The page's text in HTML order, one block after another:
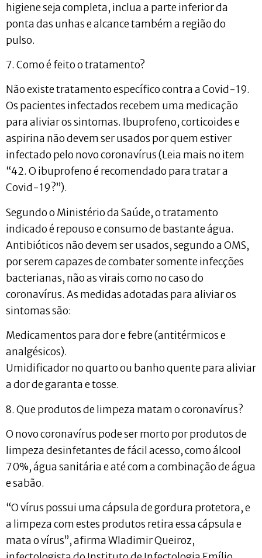
higiene seja completa, inclua a parte inferior da
ponta das unhas e alcance também a região do
pulso.
7. Como é feito o tratamento?
Não existe tratamento específico contra a Covid-19.
Os pacientes infectados recebem uma medicação
para aliviar os sintomas. Ibuprofeno, corticoides e
aspirina não devem ser usados por quem estiver
infectado pelo novo coronavírus (Leia mais no item
“42. O ibuprofeno é recomendado para tratar a
Covid-19?”).
Segundo o Ministério da Saúde, o tratamento
indicado é repouso e consumo de bastante água.
Antibióticos não devem ser usados, segundo a OMS,
por serem capazes de combater somente infecções
bacterianas, não as virais como no caso do
coronavírus. As medidas adotadas para aliviar os
sintomas são:
Medicamentos para dor e febre (antitérmicos e
analgésicos).
Umidificador no quarto ou banho quente para aliviar
a dor de garanta e tosse.
8. Que produtos de limpeza matam o coronavírus?
O novo coronavírus pode ser morto por produtos de
limpeza desinfetantes de fácil acesso, como álcool
70%, água sanitária e até com a combinação de água
e sabão.
“O vírus possui uma cápsula de gordura protetora, e
a limpeza com estes produtos retira essa cápsula e
mata o vírus”, afirma Wladimir Queiroz,